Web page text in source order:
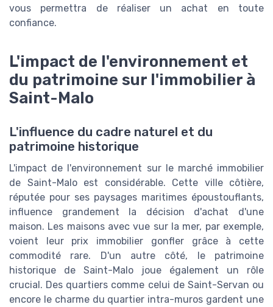
vous permettra de réaliser un achat en toute
confiance.
L'impact de l'environnement et
du patrimoine sur l'immobilier à
Saint-Malo
L'influence du cadre naturel et du
patrimoine historique
L'impact de l'environnement sur le marché immobilier
de Saint-Malo est considérable. Cette ville côtière,
réputée pour ses paysages maritimes époustouflants,
influence grandement la décision d'achat d'une
maison. Les maisons avec vue sur la mer, par exemple,
voient leur prix immobilier gonfler grâce à cette
commodité rare. D'un autre côté, le patrimoine
historique de Saint-Malo joue également un rôle
crucial. Des quartiers comme celui de Saint-Servan ou
encore le charme du quartier intra-muros gardent une